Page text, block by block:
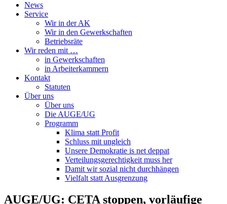
News
Service
Wir in der AK
Wir in den Gewerkschaften
Betriebsräte
Wir reden mit …
in Gewerkschaften
in Arbeiterkammern
Kontakt
Statuten
Über uns
Über uns
Die AUGE/UG
Programm
Klima statt Profit
Schluss mit ungleich
Unsere Demokratie is net deppat
Verteilungsgerechtigkeit muss her
Damit wir sozial nicht durchhängen
Vielfalt statt Ausgrenzung
AUGE/UG: CETA stoppen, vorläufige